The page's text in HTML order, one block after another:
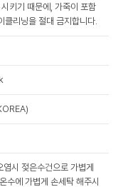
키기 때문에, 가죽이 포함
클리닝을 절대 금지합니다.
시 젖은수건으로 가볍게
수에 가볍게 손세탁 해주시